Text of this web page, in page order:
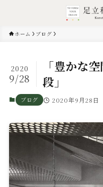
ホーム ブログ
「豊かな
段」
2020
9/28
ブログ 2020年9月28日